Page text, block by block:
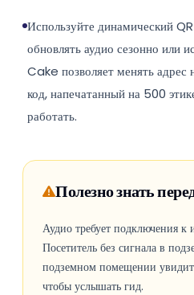
Используйте динамический
обновлять аудио сезонно или
Cake позволяет менять адрес
код, напечатанный на 500
работать.
Полезно знать
Аудио требует подключения к
Посетитель без сигнала в
подземном помещении
чтобы услышать гид.